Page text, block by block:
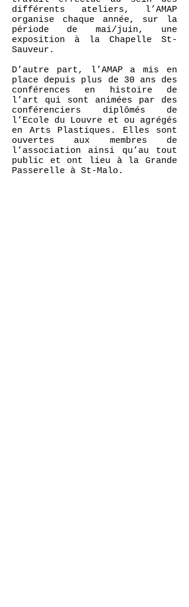
différents ateliers, l’AMAP
organise chaque année, sur la
période de mai/juin, une
exposition à la Chapelle St-
Sauveur.
D’autre part, l’AMAP a mis en
place depuis plus de 30 ans des
conférences en histoire de
l’art qui sont animées par des
conférenciers diplômés de
l’Ecole du Louvre et ou agrégés
en Arts Plastiques. Elles sont
ouvertes aux membres de
l’association ainsi qu’au tout
public et ont lieu à la Grande
Passerelle à St-Malo.